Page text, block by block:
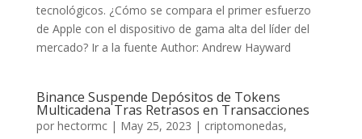
tecnológicos. ¿Cómo se compara el primer esfuerzo
de Apple con el dispositivo de gama alta del líder del
mercado? Ir a la fuente Author: Andrew Hayward
Binance Suspende Depósitos de Tokens
Multicadena Tras Retrasos en Transacciones
por hectormc| May 25, 2023 | criptomonedas,